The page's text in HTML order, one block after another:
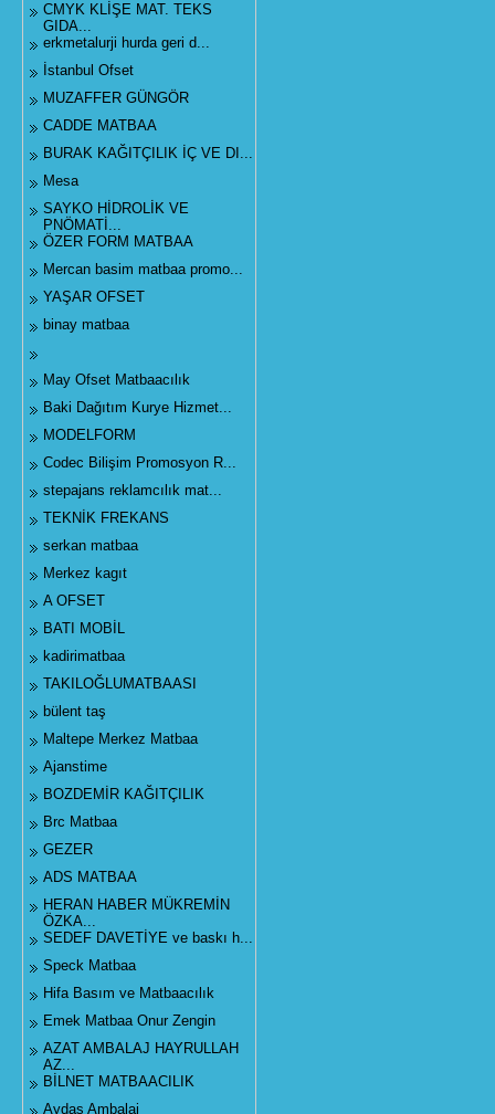
CMYK KLİŞE MAT. TEKS
GIDA...
erkmetalurji hurda geri d...
İstanbul Ofset
MUZAFFER GÜNGÖR
CADDE MATBAA
BURAK KAĞITÇILIK İÇ VE DI...
Mesa
SAYKO HİDROLİK VE
PNÖMATİ...
ÖZER FORM MATBAA
Mercan basim matbaa promo...
YAŞAR OFSET
binay matbaa
May Ofset Matbaacılık
Baki Dağıtım Kurye Hizmet...
MODELFORM
Codec Bilişim Promosyon R...
stepajans reklamcılık mat...
TEKNİK FREKANS
serkan matbaa
Merkez kagıt
A OFSET
BATI MOBİL
kadirimatbaa
TAKILOĞLUMATBAASI
bülent taş
Maltepe Merkez Matbaa
Ajanstime
BOZDEMİR KAĞITÇILIK
Brc Matbaa
GEZER
ADS MATBAA
HERAN HABER MÜKREMİN
ÖZKA...
SEDEF DAVETİYE ve baskı h...
Speck Matbaa
Hifa Basım ve Matbaacılık
Emek Matbaa Onur Zengin
AZAT AMBALAJ HAYRULLAH
AZ...
BİLNET MATBAACILIK
Aydaş Ambalaj